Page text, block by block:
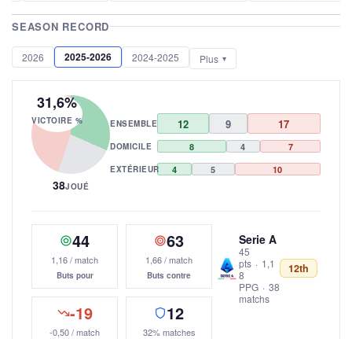
SEASON RECORD
2026 2025-2026 2024-2025 Plus
31,6%
VICTOIRE %
38JOUÉ
ENSEMBLE 12 9 17
DOMICILE 8 4 7
EXTÉRIEUR 4 5 10
44
1,16 / match
Buts pour
63
1,66 / match
Buts contre
-19
-0,50 / match
12
32% matches
Serie A
45
pts · 1,1
8
PPG · 38
matchs
12th